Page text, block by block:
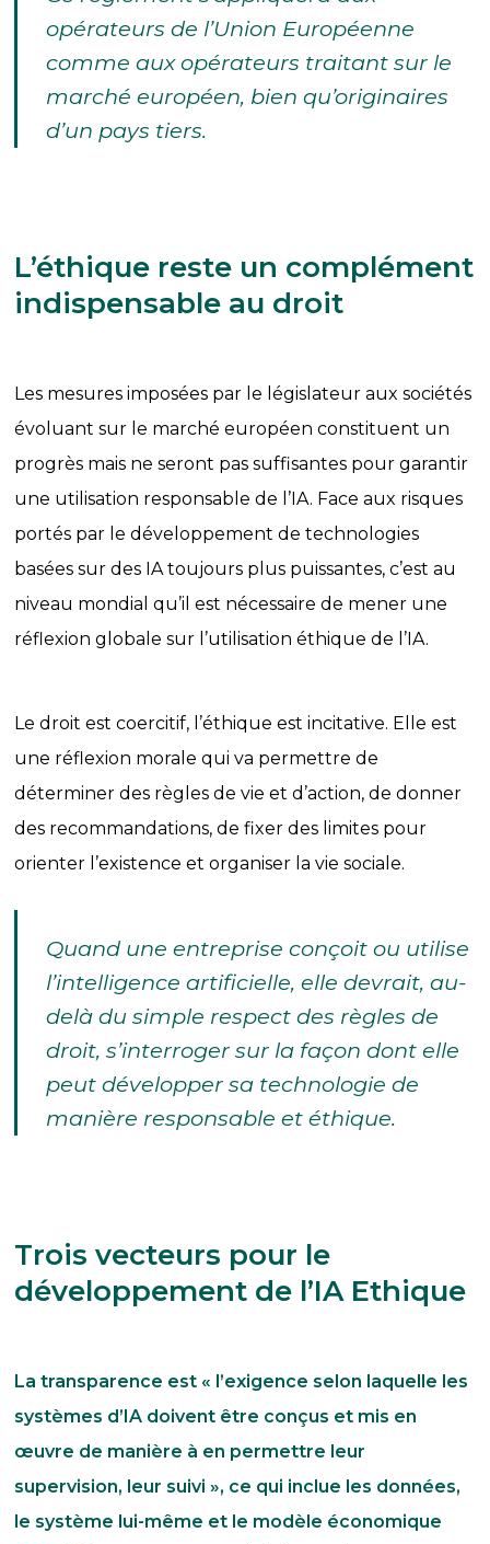
opérateurs de l’Union Européenne
comme aux opérateurs traitant sur le
marché européen, bien qu’originaires
d’un pays tiers.
L’éthique reste un complément
indispensable au droit
Les mesures imposées par le législateur aux sociétés
évoluant sur le marché européen constituent un
progrès mais ne seront pas suffisantes pour garantir
une utilisation responsable de l’IA. Face aux risques
portés par le développement de technologies
basées sur des IA toujours plus puissantes, c’est au
niveau mondial qu’il est nécessaire de mener une
réflexion globale sur l’utilisation éthique de l’IA.
Le droit est coercitif, l’éthique est incitative. Elle est
une réflexion morale qui va permettre de
déterminer des règles de vie et d’action, de donner
des recommandations, de fixer des limites pour
orienter l’existence et organiser la vie sociale.
Quand une entreprise conçoit ou utilise
l’intelligence artificielle, elle devrait, au-
delà du simple respect des règles de
droit, s’interroger sur la façon dont elle
peut développer sa technologie de
manière responsable et éthique.
Trois vecteurs pour le
développement de l’IA Ethique
La transparence est « l’exigence selon laquelle les
systèmes d’IA doivent être conçus et mis en
œuvre de manière à en permettre leur
supervision, leur suivi », ce qui inclue les données,
le système lui-même et le modèle économique